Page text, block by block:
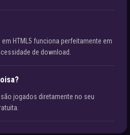
HTML5 funciona perfeitamente em
de download.
jogados diretamente no seu